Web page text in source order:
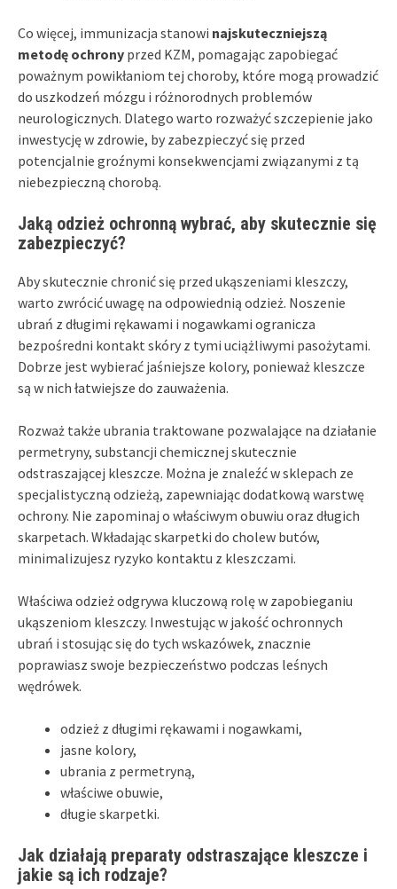
Co więcej, immunizacja stanowi najskuteczniejszą
metodę ochrony przed KZM, pomagając zapobiegać
poważnym powikłaniom tej choroby, które mogą prowadzić
do uszkodzeń mózgu i różnorodnych problemów
neurologicznych. Dlatego warto rozważyć szczepienie jako
inwestycję w zdrowie, by zabezpieczyć się przed
potencjalnie groźnymi konsekwencjami związanymi z tą
niebezpieczną chorobą.
Jaką odzież ochronną wybrać, aby skutecznie się
zabezpieczyć?
Aby skutecznie chronić się przed ukąszeniami kleszczy,
warto zwrócić uwagę na odpowiednią odzież. Noszenie
ubrań z długimi rękawami i nogawkami ogranicza
bezpośredni kontakt skóry z tymi uciążliwymi pasożytami.
Dobrze jest wybierać jaśniejsze kolory, ponieważ kleszcze
są w nich łatwiejsze do zauważenia.
Rozważ także ubrania traktowane pozwalające na działanie
permetryny, substancji chemicznej skutecznie
odstraszającej kleszcze. Można je znaleźć w sklepach ze
specjalistyczną odzieżą, zapewniając dodatkową warstwę
ochrony. Nie zapominaj o właściwym obuwiu oraz długich
skarpetach. Wkładając skarpetki do cholew butów,
minimalizujesz ryzyko kontaktu z kleszczami.
Właściwa odzież odgrywa kluczową rolę w zapobieganiu
ukąszeniom kleszczy. Inwestując w jakość ochronnych
ubrań i stosując się do tych wskazówek, znacznie
poprawiasz swoje bezpieczeństwo podczas leśnych
wędrówek.
odzież z długimi rękawami i nogawkami,
jasne kolory,
ubrania z permetryną,
właściwe obuwie,
długie skarpetki.
Jak działają preparaty odstraszające kleszcze i
jakie są ich rodzaje?